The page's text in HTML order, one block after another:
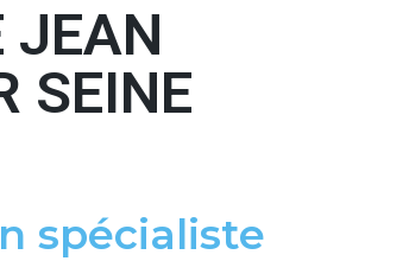
JEAN
SEINE
spécialiste